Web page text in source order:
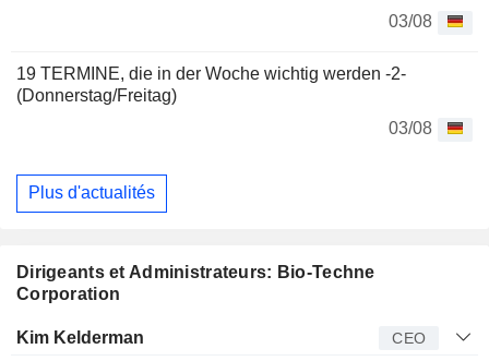
03/08
19 TERMINE, die in der Woche wichtig werden -2-
(Donnerstag/Freitag)
03/08
Plus d'actualités
Dirigeants et Administrateurs: Bio-Techne
Corporation
Dirigeant Titre Age
Kim Kelderman CEO